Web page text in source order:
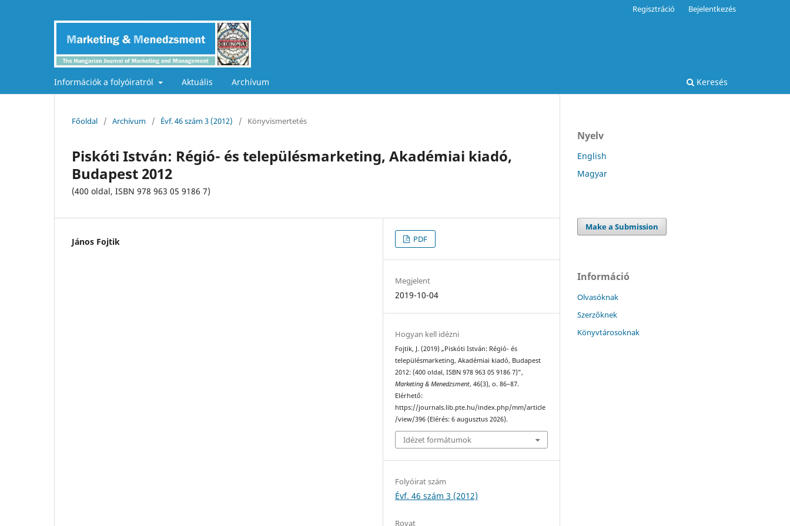
Információk a folyóiratról Aktuális Archívum Keresés
Regisztráció Bejelentkezés
Főoldal / Archívum / Évf. 46 szám 3 (2012) / Könyvismertetés
Piskóti István: Régió- és településmarketing, Akadémiai kiadó,
Budapest 2012
(400 oldal, ISBN 978 963 05 9186 7)
János Fojtik PDF
Megjelent
2019-10-04
Hogyan kell idézni
Fojtik, J. (2019) „Piskóti István: Régió- és
településmarketing, Akadémiai kiadó, Budapest
2012: (400 oldal, ISBN 978 963 05 9186 7)”,
Marketing & Menedzsment, 46(3), o. 86–87.
Elérhető:
https://journals.lib.pte.hu/index.php/mm/article
/view/396 (Elérés: 6 augusztus 2026).
Idézet formátumok
Folyóirat szám
Évf. 46 szám 3 (2012)
Rovat
Nyelv
English
Magyar
Make a Submission
Információ
Olvasóknak
Szerzőknek
Könyvtárosoknak